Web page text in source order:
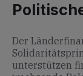
Der
unterstützen